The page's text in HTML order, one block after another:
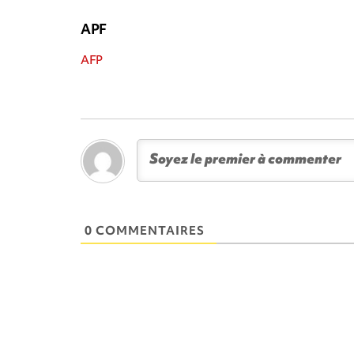
APF
AFP
0 COMMENTAIRES